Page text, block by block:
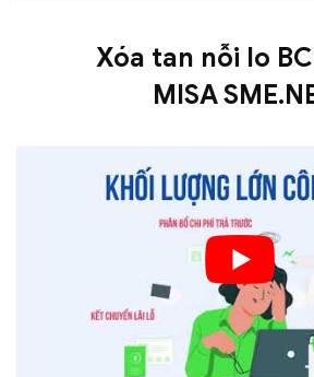
Xóa tan nỗi lo
MISA